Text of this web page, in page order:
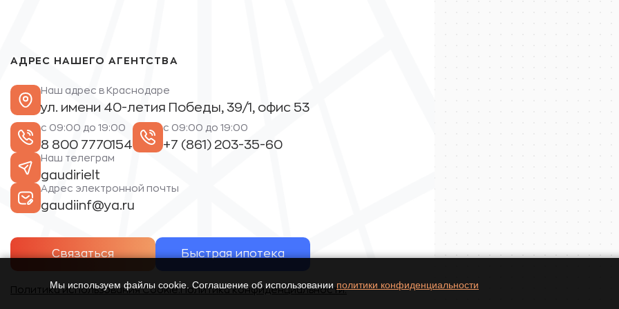
АДРЕС НАШЕГО АГЕНТСТВА
Наш адрес в Краснодаре
ул. имени 40-летия Победы, 39/1, офис 53
с 09:00 до 19:00
8 800 7770154
с 09:00 до 19:00
+7 (861) 203-35-60
Наш телеграм
gaudirielt
Адрес электронной почты
gaudiinf@ya.ru
Связаться Быстрая ипотека
Политика использования Cookie.Политика конфиденциальности.
Мы используем файлы cookie. Соглашение об использовании политики конфиденциальности